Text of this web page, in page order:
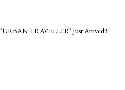
TRAVELLER’ Just Arrived!!